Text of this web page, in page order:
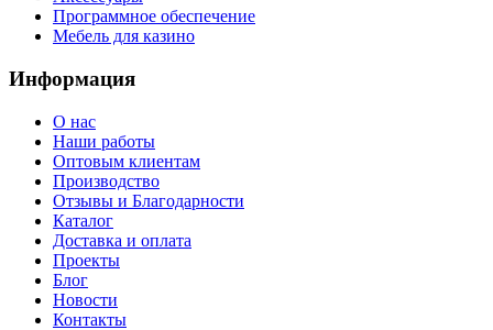
Программное обеспечение
Мебель для казино
Информация
О нас
Наши работы
Оптовым клиентам
Производство
Отзывы и Благодарности
Каталог
Доставка и оплата
Проекты
Блог
Новости
Контакты